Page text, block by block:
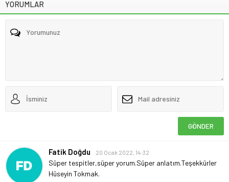
YORUMLAR
Fatik Doğdu 20 Ocak 2022, 14:32
Süper tespitler,süper yorum.Süper anlatım.Teşekkürler
Hüseyin Tokmak.